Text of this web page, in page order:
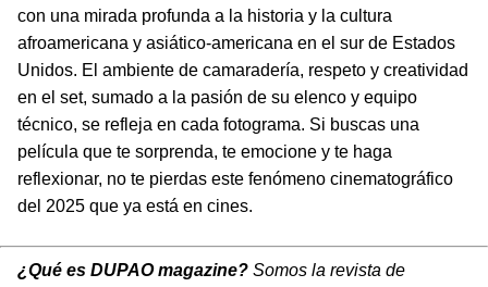
con una mirada profunda a la historia y la cultura
afroamericana y asiático-americana en el sur de Estados
Unidos. El ambiente de camaradería, respeto y creatividad
en el set, sumado a la pasión de su elenco y equipo
técnico, se refleja en cada fotograma. Si buscas una
película que te sorprenda, te emocione y te haga
reflexionar, no te pierdas este fenómeno cinematográfico
del 2025 que ya está en cines.
¿Qué es DUPAO magazine? Somos la revista de